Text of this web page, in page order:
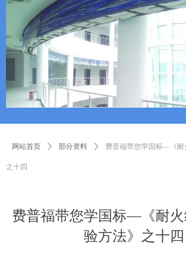
网站首页 ꄲ 部分资料 ꄲ 费普福带您学国标—《耐
之十四
费普福带您学国标—《耐
验方法》之十四